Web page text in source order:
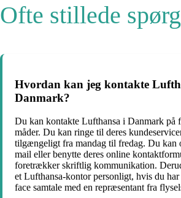
Ofte stillede
Hvordan kan jeg kontakte
Danmark?
Du kan kontakte Lufthansa i Danmark på
måder. Du kan ringe til deres
tilgængeligt fra mandag til fredag. Du kan
mail eller benytte deres online
foretrækker skriftlig kommunikation.
et Lufthansa-kontor personligt, hvis du
face samtale med en repræsentant fra